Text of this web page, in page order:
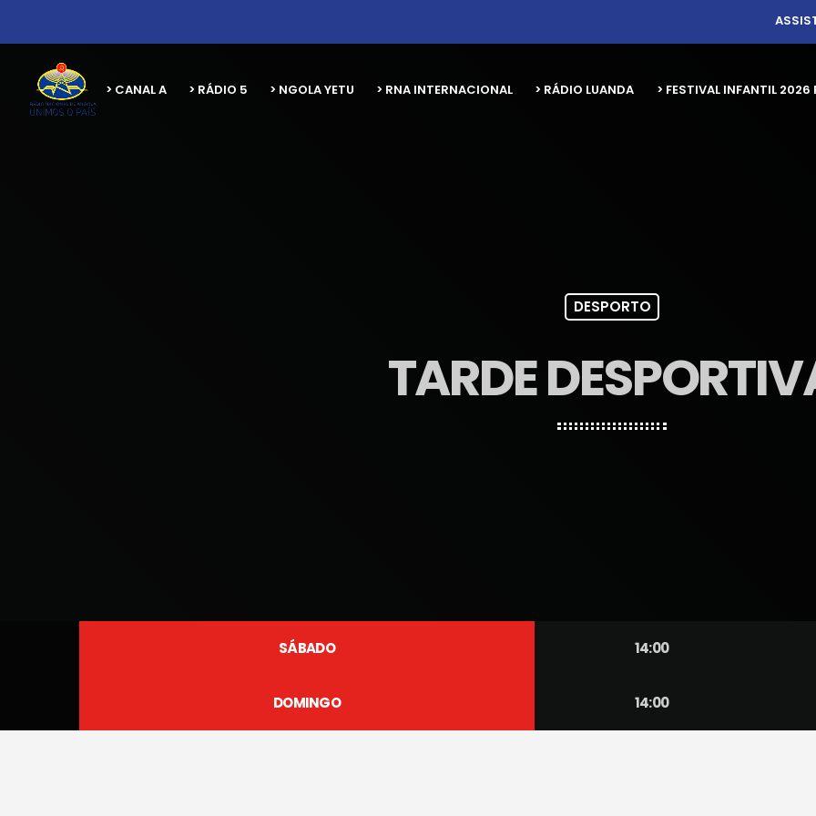
> CANAL A > RÁDIO 5 > NGOLA YETU > RNA INTERNACIONAL > RÁDIO LUANDA > FESTIVAL INFANTIL
DESPORTO
TARDE
SÁBADO 14:00
DOMINGO 14:00